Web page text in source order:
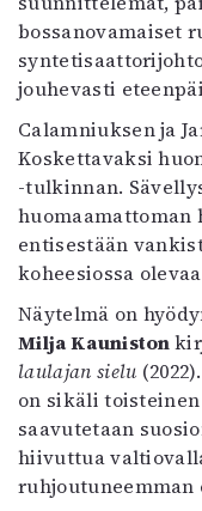
bossanovamaiset
jouhevasti
Calamniuksen ja
Koskettavaksi
-tulkinnan.
huomaamattoman
entisestään
koheesiossa
Näytelmä on
Milja Kauniston
laulajan sielu
on sikäli
saavutetaan
hiivuttua
ruhjoutuneemman